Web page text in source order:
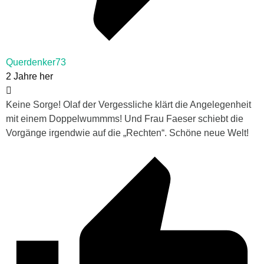
Querdenker73
2 Jahre her
Keine Sorge! Olaf der Vergessliche klärt die Angelegenheit
mit einem Doppelwummms! Und Frau Faeser schiebt die
Vorgänge irgendwie auf die „Rechten“. Schöne neue Welt!